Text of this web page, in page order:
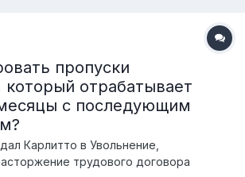
пропуски
который отрабатывает
с последующим
Карлитто в Увольнение,
трудового договора